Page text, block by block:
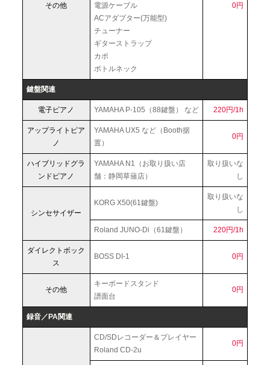
その他
電源ケーブル
ACアダプター(万能型)
チューナー
ギターストラップ
カポ
ボトルネック
0円
鍵盤関連
電子ピアノ YAMAHA P-105（88鍵盤） など 220円/1h
アップライトピア
ノ
YAMAHA UX5 など（Booth据
置）
0円
ハイブリッドグラ
ンドピアノ
YAMAHA N1（お取り扱い店
舗：静岡草薙店）
取り扱いな
し
シンセサイザー
KORG X50(61鍵盤)
取り扱いな
し
Roland JUNO-Di（61鍵盤） 220円/1h
ダイレクトボック
ス
BOSS DI-1 0円
その他
キーボードスタンド
譜面台
0円
録音／PA関連
CD/SDレコーダー＆プレイヤー
Roland CD-2u
0円